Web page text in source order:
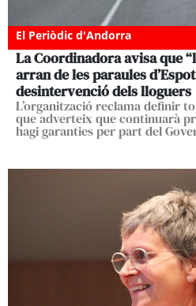
El Periòdic d'Andorra
La Coordinadora avisa que
arran de les paraules
desintervenció dels lloguers
L’organització reclama definir
que adverteix que continuarà
hagi garanties per part del